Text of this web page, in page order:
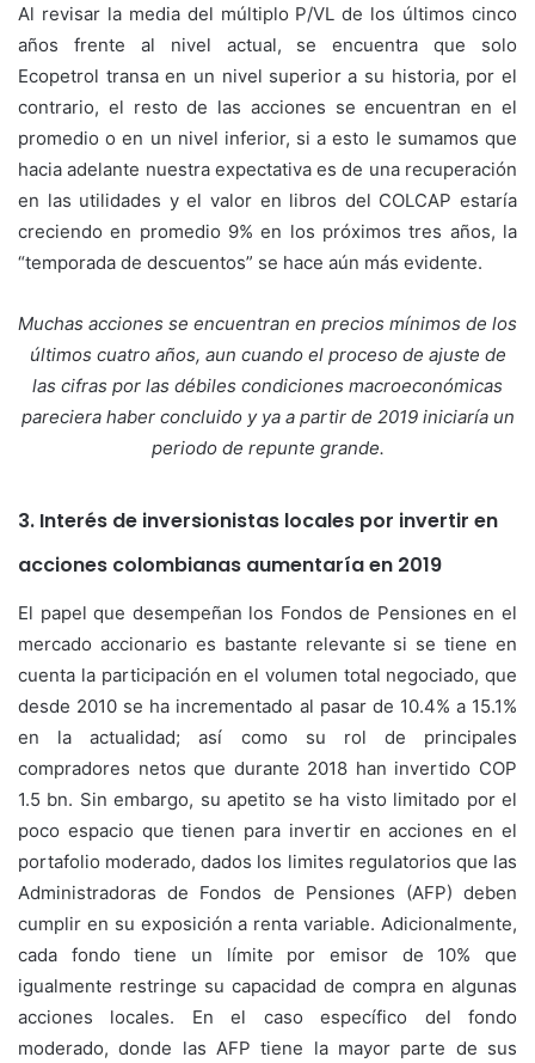
Al revisar la media del múltiplo P/VL de los últimos cinco
años frente al nivel actual, se encuentra que solo
Ecopetrol transa en un nivel superior a su historia, por el
contrario, el resto de las acciones se encuentran en el
promedio o en un nivel inferior, si a esto le sumamos que
hacia adelante nuestra expectativa es de una recuperación
en las utilidades y el valor en libros del COLCAP estaría
creciendo en promedio 9% en los próximos tres años, la
“temporada de descuentos” se hace aún más evidente.
Muchas acciones se encuentran en precios mínimos de los
últimos cuatro años, aun cuando el proceso de ajuste de
las cifras por las débiles condiciones macroeconómicas
pareciera haber concluido y ya a partir de 2019 iniciaría un
periodo de repunte grande.
3. Interés de inversionistas locales por invertir en
acciones colombianas aumentaría en 2019
El papel que desempeñan los Fondos de Pensiones en el
mercado accionario es bastante relevante si se tiene en
cuenta la participación en el volumen total negociado, que
desde 2010 se ha incrementado al pasar de 10.4% a 15.1%
en la actualidad; así como su rol de principales
compradores netos que durante 2018 han invertido COP
1.5 bn. Sin embargo, su apetito se ha visto limitado por el
poco espacio que tienen para invertir en acciones en el
portafolio moderado, dados los limites regulatorios que las
Administradoras de Fondos de Pensiones (AFP) deben
cumplir en su exposición a renta variable. Adicionalmente,
cada fondo tiene un límite por emisor de 10% que
igualmente restringe su capacidad de compra en algunas
acciones locales. En el caso específico del fondo
moderado, donde las AFP tiene la mayor parte de sus